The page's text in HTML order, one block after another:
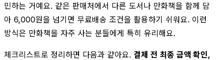
민하는 거예요. 같은 판매처에서 다른 도서나 만화책을 함께 담
아 6,000원을 넘기면 무료배송 조건을 활용하기 쉬워요. 이런
방식은 만화책을 자주 사는 분들에게 특히 유리해요.
체크리스트로 정리하면 다음과 같아요. 결제 전 최종 금액 확인,